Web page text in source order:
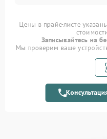
Цены в прайс-листе
Записывайтесь на
Мы проверим ваше